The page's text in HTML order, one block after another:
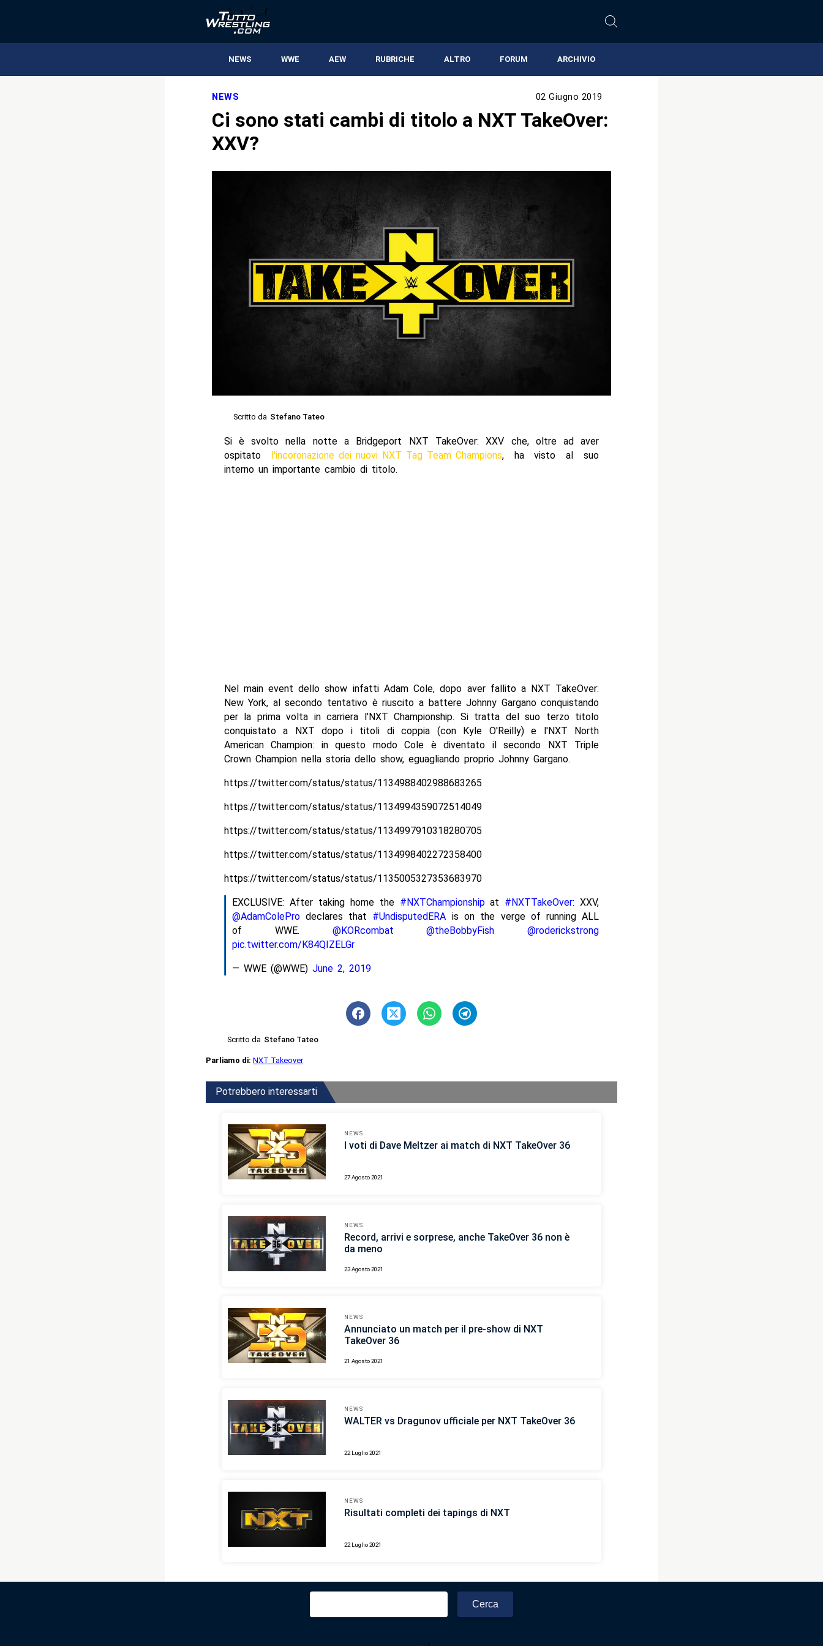
NEWS WWE AEW RUBRICHE ALTRO FORUM ARCHIVIO
NEWS 02 Giugno 2019
Ci sono stati cambi di titolo a NXT TakeOver:
XXV?
Scritto da Stefano Tateo
Si è svolto nella notte a Bridgeport NXT TakeOver: XXV che, oltre ad aver
ospitato l'incoronazione dei nuovi NXT Tag Team Champions, ha visto al suo
interno un importante cambio di titolo.
Nel main event dello show infatti Adam Cole, dopo aver fallito a NXT TakeOver:
New York, al secondo tentativo è riuscito a battere Johnny Gargano conquistando
per la prima volta in carriera l'NXT Championship. Si tratta del suo terzo titolo
conquistato a NXT dopo i titoli di coppia (con Kyle O'Reilly) e l'NXT North
American Champion: in questo modo Cole è diventato il secondo NXT Triple
Crown Champion nella storia dello show, eguagliando proprio Johnny Gargano.
https://twitter.com/status/status/1134988402988683265
https://twitter.com/status/status/1134994359072514049
https://twitter.com/status/status/1134997910318280705
https://twitter.com/status/status/1134998402272358400
https://twitter.com/status/status/1135005327353683970
EXCLUSIVE: After taking home the #NXTChampionshipat #NXTTakeOver: XXV,
@AdamColeProdeclares that #UndisputedERA is on the verge of running ALL
of WWE. @KORcombat @theBobbyFish
@roderickstrong
pic.twitter.com/K84QIZELGr
— WWE (@WWE) June 2, 2019
Scritto da Stefano Tateo
Parliamo di: NXT Takeover
Potrebbero interessarti
NEWS
I voti di Dave Meltzer ai match di NXT TakeOver 36
27 Agosto 2021
NEWS
Record, arrivi e sorprese, anche TakeOver 36 non è
da meno
23 Agosto 2021
NEWS
Annunciato un match per il pre-show di NXT
TakeOver 36
21 Agosto 2021
NEWS
WALTER vs Dragunov ufficiale per NXT TakeOver 36
22 Luglio 2021
NEWS
Risultati completi dei tapings di NXT
22 Luglio 2021
Ricerca